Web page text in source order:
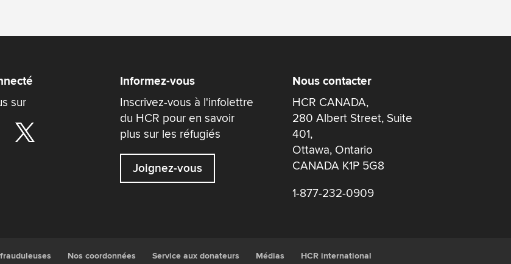
sur
Informez-vous
Inscrivez-vous à l'infolettre
du HCR pour en savoir
plus sur les réfugiés
Joignez-vous
Nous contacter
HCR CANADA,
280 Albert Street, Suite
401,
Ottawa, Ontario
CANADA K1P 5G8
1-877-232-0909
Nos coordonnées Service aux donateurs Médias HCR international